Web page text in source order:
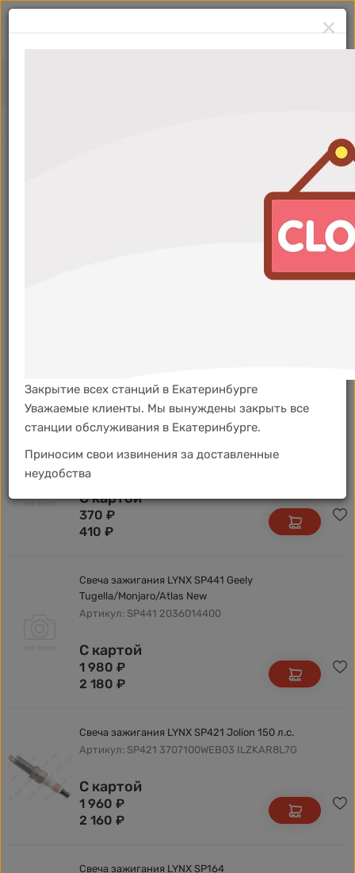
Фильтры
1 110₽
Артикул: SA208 BCPR6E-11 SP164 BKR6E-11
Q20PRU11 SP141
С картой
370 ₽
410 ₽
Свеча зажигания LYNX SP441 Geely
Tugella/Monjaro/Atlas New
Артикул: SP441 2036014400
С картой
1 980 ₽
2 180 ₽
Свеча зажигания LYNX SP421 Jolion 150 л.с.
Артикул: SP421 3707100WEB03 ILZKAR8L7G
С картой
1 960 ₽
2 160 ₽
Свеча зажигания LYNX SP164
Закрытие всех станций в Екатеринбурге
Уважаемые клиенты. Мы вынуждены закрыть все
станции обслуживания в Екатеринбурге.
Приносим свои извинения за доставленные
неудобства